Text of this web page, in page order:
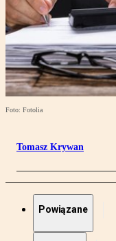
Foto: Fotolia
Tomasz Krywan
Powiązane